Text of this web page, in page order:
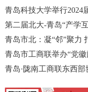
青岛科技大学举行2024
青岛市北：凝“邻”聚力
青岛·陇南工商联东西